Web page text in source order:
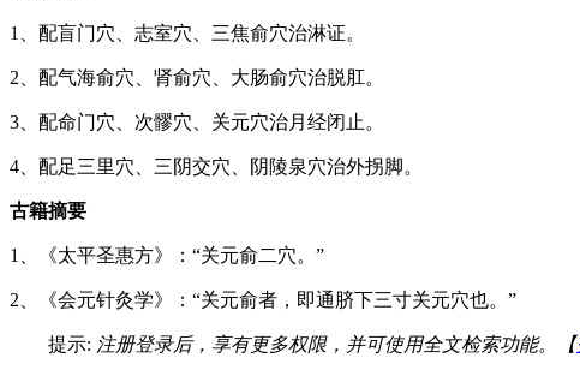
1、配盲门穴、志室穴、三焦俞穴治淋证。
2、配气海俞穴、肾俞穴、大肠俞穴治脱肛。
3、配命门穴、次髎穴、关元穴治月经闭止。
4、配足三里穴、三阴交穴、阴陵泉穴治外拐脚。
古籍摘要
1、《太平圣惠方》：“关元俞二穴。”
2、《会元针灸学》：“关元俞者，即通脐下三寸关元穴也。”
提示: 注册登录后，享有更多权限，并可使用全文检索功能。【